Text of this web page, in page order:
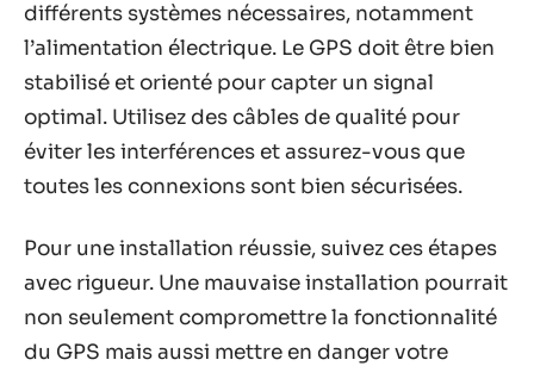
différents systèmes nécessaires, notamment
l’alimentation électrique. Le GPS doit être bien
stabilisé et orienté pour capter un signal
optimal. Utilisez des câbles de qualité pour
éviter les interférences et assurez-vous que
toutes les connexions sont bien sécurisées.
Pour une installation réussie, suivez ces étapes
avec rigueur. Une mauvaise installation pourrait
non seulement compromettre la fonctionnalité
du GPS mais aussi mettre en danger votre